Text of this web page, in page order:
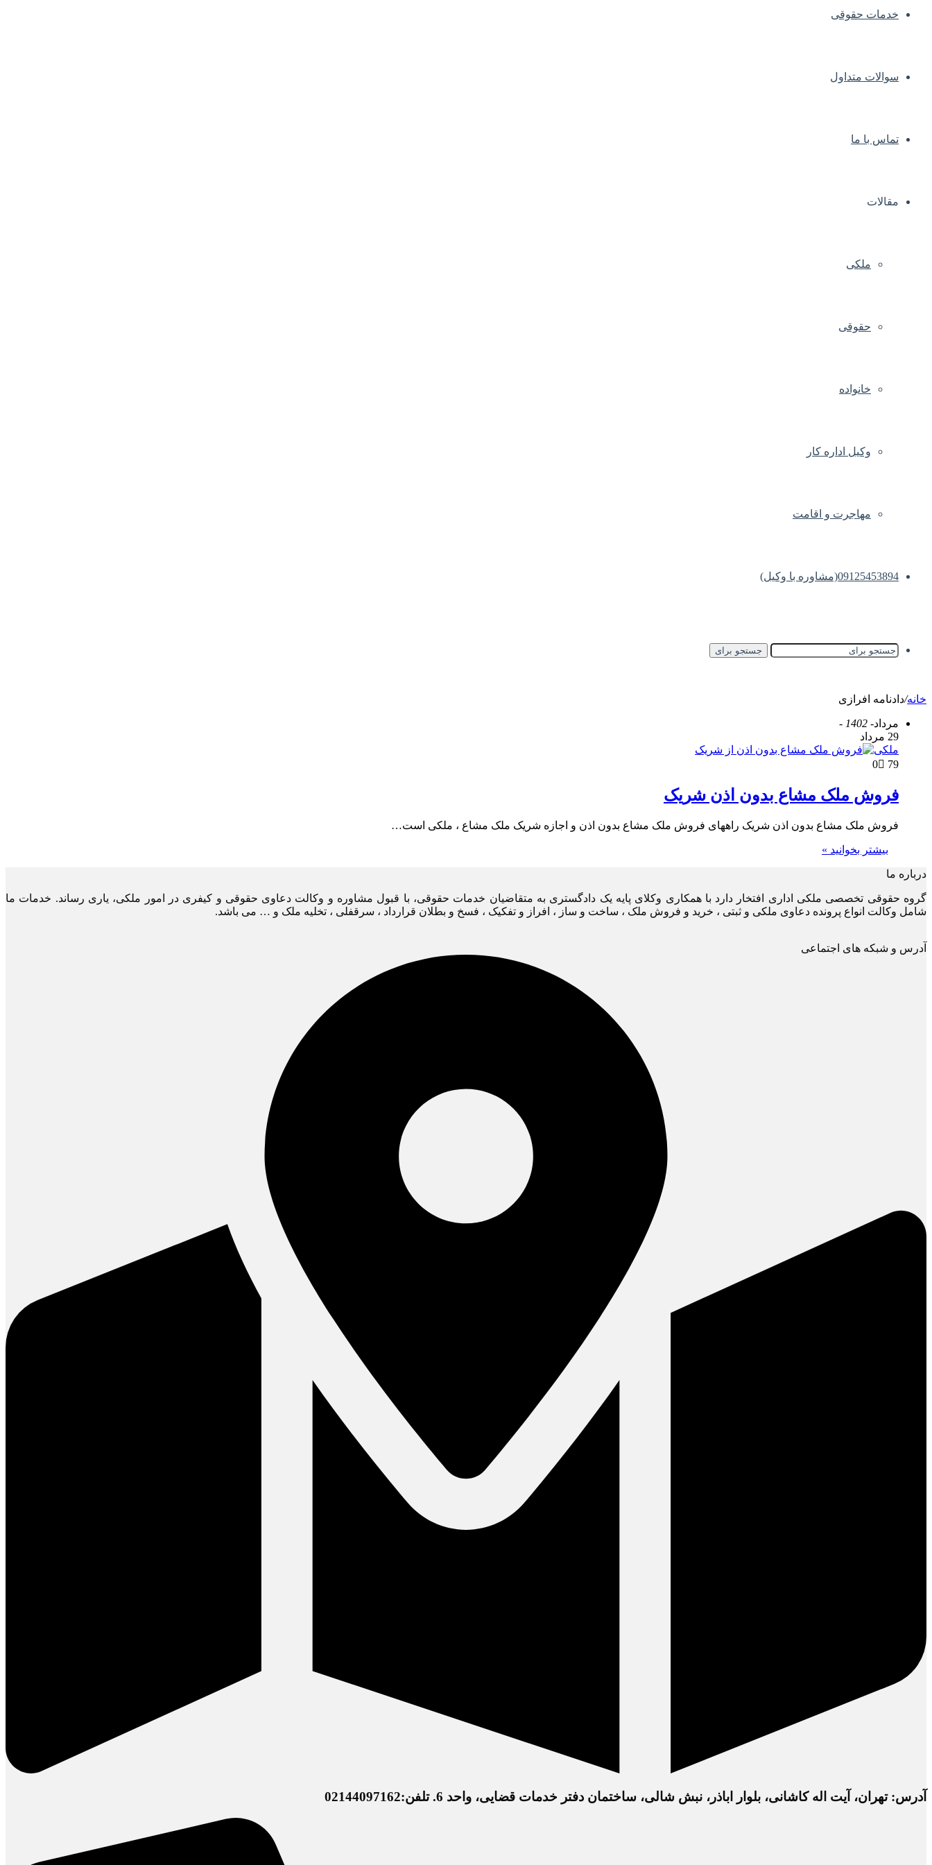
خدمات حقوقی
سوالات متداول
تماس با ما
مقالات
ملکی
حقوقی
خانواده
وکیل اداره کار
مهاجرت و اقامت
09125453894(مشاوره با وکیل)
جستجو برای
خانه/دادنامه افرازی
مرداد- 1402 -
29 مرداد
ملکی
0
79
فروش ملک مشاع بدون اذن شریک
فروش ملک مشاع بدون اذن شریک راههای فروش ملک مشاع بدون اذن و اجازه شریک ملک مشاع ، ملکی است…
بیشتر بخوانید »
درباره ما
گروه حقوقی تخصصی ملکی اداری افتخار دارد با همکاری وکلای پایه یک دادگستری به متقاضیان خدمات حقوقی، با قبول مشاوره و وکالت دعاوی حقوقی و کیفری در امور ملکی، یاری رساند. خدمات ما
شامل وکالت انواع پرونده دعاوی ملکی و ثبتی ، خرید و فروش ملک ، ساخت و ساز ، افراز و تفکیک ، فسخ و بطلان قرارداد ، سرقفلی ، تخلیه ملک و … می باشد.
آدرس و شبکه های اجتماعی
آدرس: تهران، آیت اله کاشانی، بلوار اباذر، نبش شالی، ساختمان دفتر خدمات قضایی، واحد 6. تلفن:02144097162